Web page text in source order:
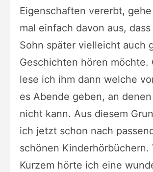
Eigenschaften vererbt,
mal einfach davon aus, dass
Sohn später vielleicht auch
Geschichten hören möchte.
lese ich ihm dann welche
es Abende geben, an
nicht kann. Aus diesem
ich jetzt schon nach
schönen Kinderhörbüchern.
Kurzem hörte ich eine